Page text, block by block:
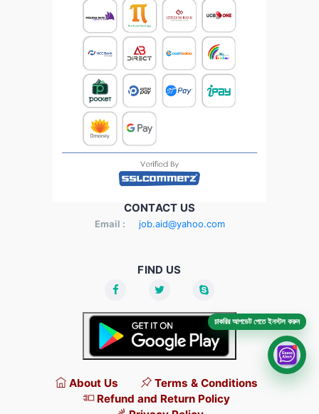
CONTACT US
Email : job.aid@yahoo.com
FIND US
About Us
Terms & Conditions
Refund and Return Policy
চাকরির আপডেট পেতে ইনস্টল করুন